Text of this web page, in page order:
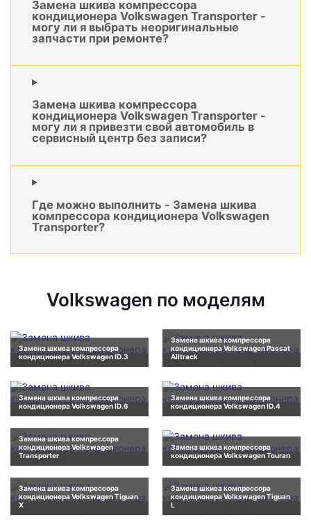
Замена шкива компрессора
кондиционера Volkswagen Transporter -
могу ли я выбрать неоригинальные
запчасти при ремонте?
Замена шкива компрессора
кондиционера Volkswagen Transporter -
могу ли я привезти свой автомобиль в
сервисный центр без записи?
Где можно выполнить - Замена шкива
компрессора кондиционера Volkswagen
Transporter?
Volkswagen по моделям
Замена шкива компрессора
кондиционера Volkswagen ID.3
Замена шкива компрессора
кондиционера Volkswagen Passat
Alltrack
Замена шкива компрессора
кондиционера Volkswagen ID.6
Замена шкива компрессора
кондиционера Volkswagen ID.4
Замена шкива компрессора
кондиционера Volkswagen
Transporter
Замена шкива компрессора
кондиционера Volkswagen Touran
Замена шкива компрессора
кондиционера Volkswagen Tiguan
X
Замена шкива компрессора
кондиционера Volkswagen Tiguan
L